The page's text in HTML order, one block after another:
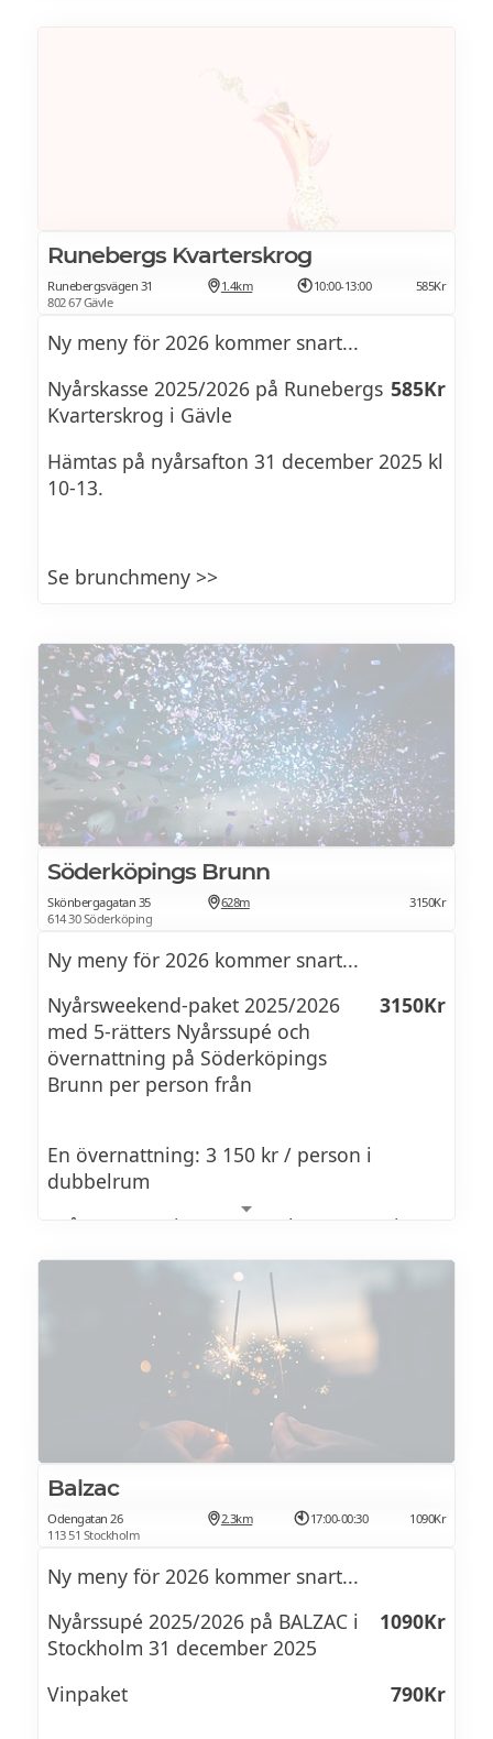
Runebergs Kvarterskrog
Runebergsvägen 31
802 67 Gävle
1.4km 10:00-13:00 585Kr
Ny meny för 2026 kommer snart...
Nyårskasse 2025/2026 på Runebergs
Kvarterskrog i Gävle
585Kr
Hämtas på nyårsafton 31 december 2025 kl
10-13.
Se brunchmeny >>
Söderköpings Brunn
Skönbergagatan 35
614 30 Söderköping
628m 3150Kr
Ny meny för 2026 kommer snart...
Nyårsweekend-paket 2025/2026
med 5-rätters Nyårssupé och
övernattning på Söderköpings
Brunn per person från
3150Kr
En övernattning: 3 150 kr / person i
dubbelrum
Två övernattningar: 4 100 kr / person i
I paketet ingår:
• Välkomstdrink med snittar vid ankomst
• Femrätters Sylvestersupé
• Välkomponerat vinpaket till middagen
• Underhållning till 01.00
champagne
• Övernattning i dubbelrum
Balzac
Odengatan 26
113 51 Stockholm
2.3km 17:00-00:30 1090Kr
Ny meny för 2026 kommer snart...
Nyårssupé 2025/2026 på BALZAC i
Stockholm 31 december 2025
1090Kr
Vinpaket 790Kr